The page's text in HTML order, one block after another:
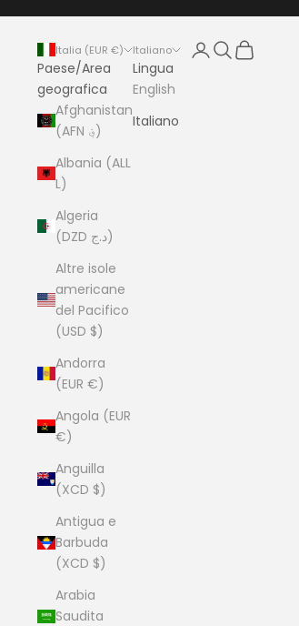
Italia (EUR €)
Paese/Area
geografica
Afghanistan
(AFN ؋)
Albania (ALL
L)
Algeria
(DZD د.ج)
Altre isole
americane
del Pacifico
(USD $)
Andorra
(EUR €)
Angola (EUR
€)
Anguilla
(XCD $)
Antigua e
Barbuda
(XCD $)
Arabia
Saudita
Italiano
Lingua
English
Italiano
LoginCercaCarrello